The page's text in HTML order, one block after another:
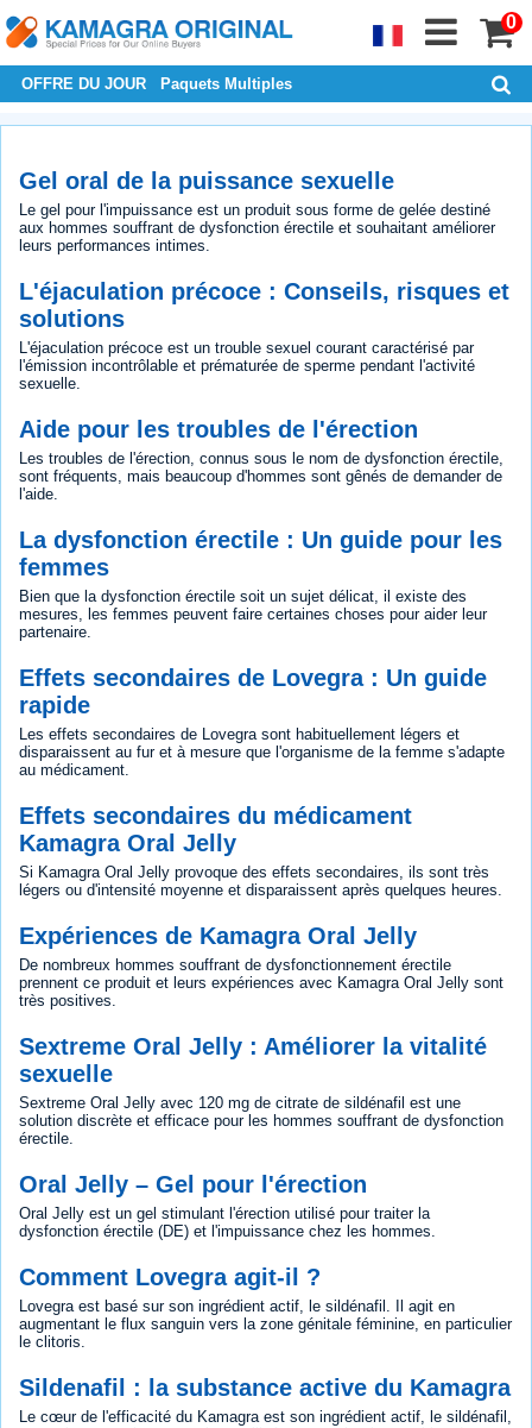
0
OFFRE DU JOUR Paquets Multiples
Gel oral de la puissance sexuelle
Le gel pour l'impuissance est un produit sous forme de gelée destiné
aux hommes souffrant de dysfonction érectile et souhaitant améliorer
leurs performances intimes.
L'éjaculation précoce : Conseils, risques et
solutions
L'éjaculation précoce est un trouble sexuel courant caractérisé par
l'émission incontrôlable et prématurée de sperme pendant l'activité
sexuelle.
Aide pour les troubles de l'érection
Les troubles de l'érection, connus sous le nom de dysfonction érectile,
sont fréquents, mais beaucoup d'hommes sont gênés de demander de
l'aide.
La dysfonction érectile : Un guide pour les
femmes
Bien que la dysfonction érectile soit un sujet délicat, il existe des
mesures, les femmes peuvent faire certaines choses pour aider leur
partenaire.
Effets secondaires de Lovegra : Un guide
rapide
Les effets secondaires de Lovegra sont habituellement légers et
disparaissent au fur et à mesure que l'organisme de la femme s'adapte
au médicament.
Effets secondaires du médicament
Kamagra Oral Jelly
Si Kamagra Oral Jelly provoque des effets secondaires, ils sont très
légers ou d'intensité moyenne et disparaissent après quelques heures.
Expériences de Kamagra Oral Jelly
De nombreux hommes souffrant de dysfonctionnement érectile
prennent ce produit et leurs expériences avec Kamagra Oral Jelly sont
très positives.
Sextreme Oral Jelly : Améliorer la vitalité
sexuelle
Sextreme Oral Jelly avec 120 mg de citrate de sildénafil est une
solution discrète et efficace pour les hommes souffrant de dysfonction
érectile.
Oral Jelly – Gel pour l'érection
Oral Jelly est un gel stimulant l'érection utilisé pour traiter la
dysfonction érectile (DE) et l'impuissance chez les hommes.
Comment Lovegra agit-il ?
Lovegra est basé sur son ingrédient actif, le sildénafil. Il agit en
augmentant le flux sanguin vers la zone génitale féminine, en particulier
le clitoris.
Sildenafil : la substance active du Kamagra
Le cœur de l'efficacité du Kamagra est son ingrédient actif, le sildénafil,